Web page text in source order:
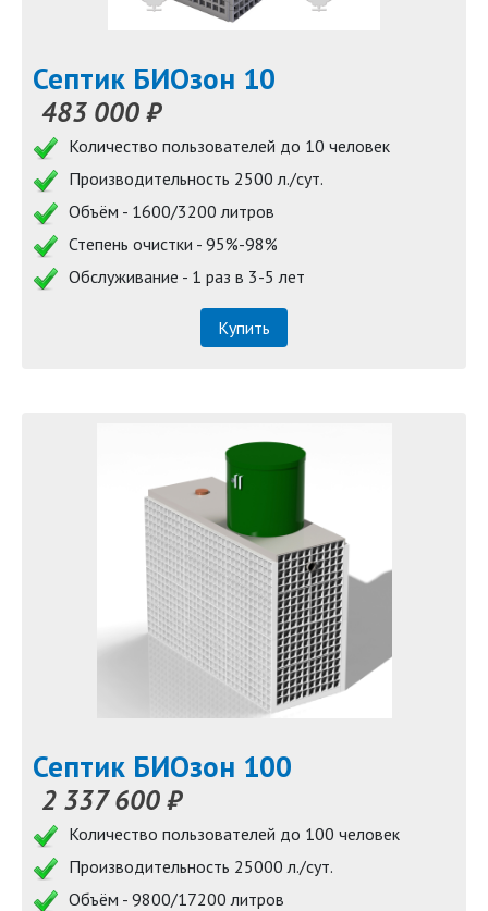
Септик БИОзон 10
483 000 ₽
Количество пользователей до 10 человек
Производительность 2500 л./сут.
Объём - 1600/3200 литров
Степень очистки - 95%-98%
Обслуживание - 1 раз в 3-5 лет
Купить
Септик БИОзон 100
2 337 600 ₽
Количество пользователей до 100 человек
Производительность 25000 л./сут.
Объём - 9800/17200 литров